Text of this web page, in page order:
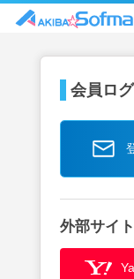
会員ロ
外部サイ